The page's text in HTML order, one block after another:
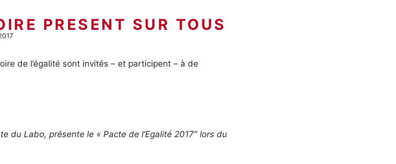
de l’égalité sont invités – et participent – à de
du Labo, présente le « Pacte de l’Egalité 2017″ lors du